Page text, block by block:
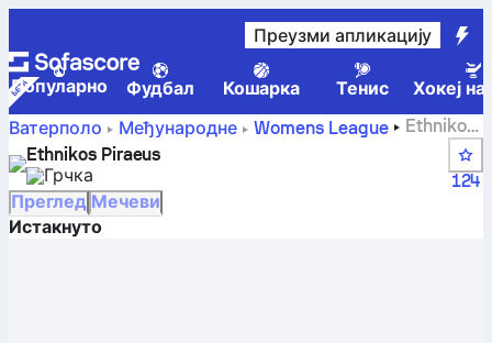
Преузми апликацију
Популарно Фудбал Кошарка Тенис
Хокеј
Ватерполо
Међународне Womens League
Ethnikos
Piraeus – резултат уживо, распоред и резултати –
Ватерполо
Ethnikos Piraeus
Грчка
124
Преглед Мечеви
Истакнуто